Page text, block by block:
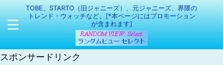
TOBE、STARTO（旧ジャニーズ）、元ジャニーズ、界隈の
トレンド・ウォッチなど。[*本ページにはプロモーション
が含まれます]
スポンサードリンク